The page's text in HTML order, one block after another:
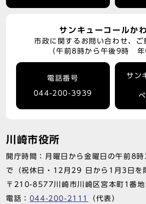
サンキューコールか
市政に関するお問い合わせ、ご
（午前8時から午後9時 年
電話番号
044-200-3939
サン
川崎市役所
開庁時間：月曜日から金曜日の午前8
で（祝休日・12月29 日から1月3日を
〒210-8577川崎市川崎区宮本町1番地
電話： 044-200-2111 （代表）